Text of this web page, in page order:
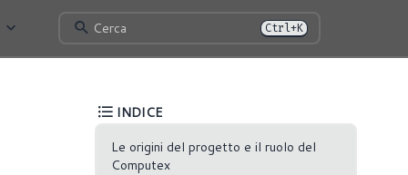
Cerca Ctrl+K
INDICE
Le origini del progetto e il ruolo del
Computex